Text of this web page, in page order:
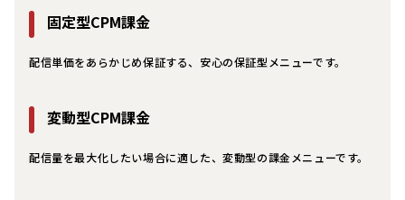
固定型CPM課金
配信単価をあらかじめ保証する、安心の保証型メニューです。
変動型CPM課金
配信量を最大化したい場合に適した、変動型の課金メニューです。